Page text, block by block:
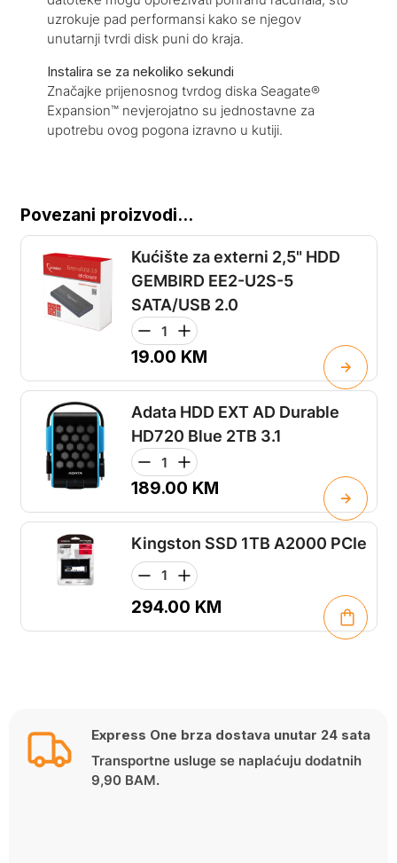
uzrokuje pad performansi kako se njegov
unutarnji tvrdi disk puni do kraja.
Instalira se za nekoliko sekundi
Značajke prijenosnog tvrdog diska Seagate®
Expansion™ nevjerojatno su jednostavne za
upotrebu ovog pogona izravno u kutiji.
Povezani proizvodi...
Kućište za externi 2,5" HDD
GEMBIRD EE2-U2S-5
SATA/USB 2.0
19.00 KM
Adata HDD EXT AD Durable
HD720 Blue 2TB 3.1
189.00 KM
Kingston SSD 1TB A2000 PCIe
294.00 KM
Express One brza dostava unutar 24 sata
Transportne usluge se naplaćuju dodatnih
9,90 BAM.